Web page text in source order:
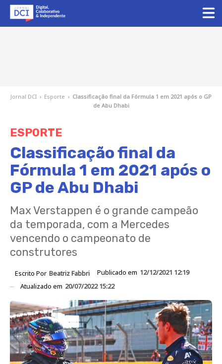
Jornal DCI › Esporte › Classificação final da Fórmula 1 em 2021 após o GP
de Abu Dhabi
ESPORTE
Classificação final da
Fórmula 1 em 2021 após o
GP de Abu Dhabi
Max Verstappen é o grande campeão
da temporada, com a Mercedes
vencendo o campeonato de
construtores
Escrito Por Beatriz Fabbri Publicado em 12/12/2021 12:19
Atualizado em 20/07/2022 15:22